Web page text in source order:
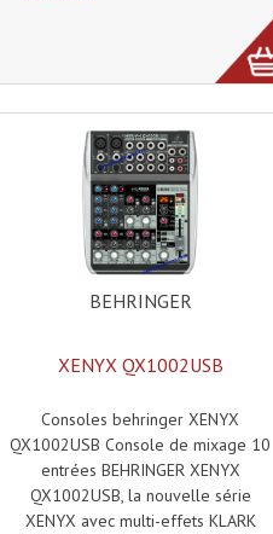
BEHRINGER
XENYX QX1002USB
Consoles behringer XENYX
QX1002USB Console de mixage 10
entrées BEHRINGER XENYX
QX1002USB, la nouvelle série
XENYX avec multi-effets KLARK